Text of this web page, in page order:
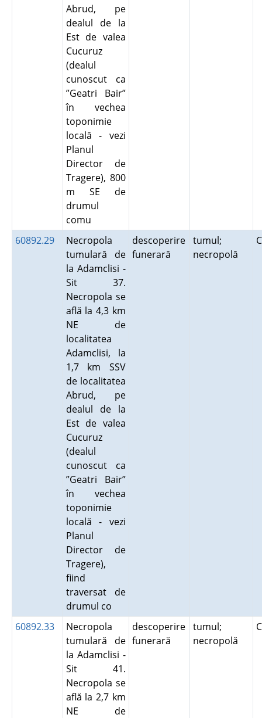
Abrud, pe
dealul de la
Est de valea
Cucuruz
(dealul
cunoscut ca
”Geatri Bair”
în vechea
toponimie
locală - vezi
Planul
Director de
Tragere), 800
m SE de
drumul
comu
60892.29
Necropola
tumulară de
la Adamclisi -
Sit 37.
Necropola se
află la 4,3 km
NE de
localitatea
Adamclisi, la
1,7 km SSV
de localitatea
Abrud, pe
dealul de la
Est de valea
Cucuruz
(dealul
cunoscut ca
”Geatri Bair”
în vechea
toponimie
locală - vezi
Planul
Director de
Tragere),
fiind
traversat de
drumul co
descoperire
funerară
tumul;
necropolă
60892.33
Necropola
tumulară de
la Adamclisi -
Sit 41.
Necropola se
află la 2,7 km
NE de
descoperire
funerară
tumul;
necropolă